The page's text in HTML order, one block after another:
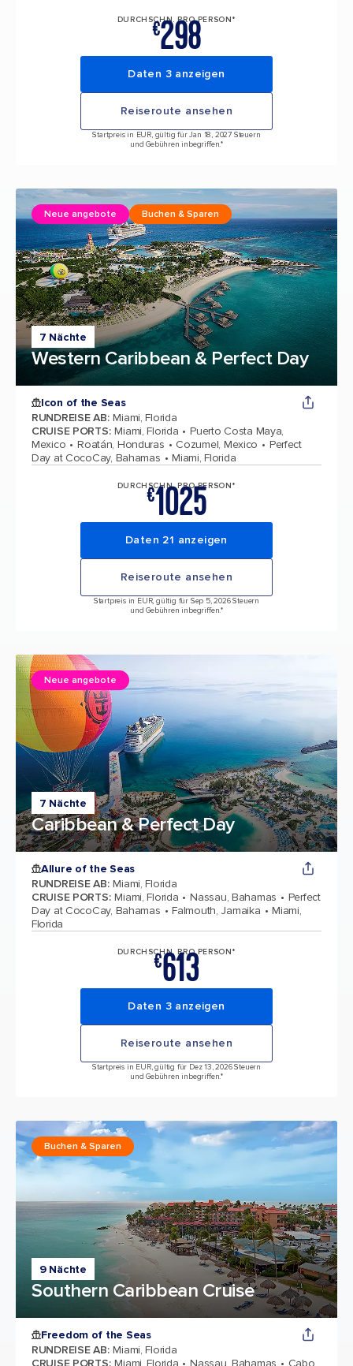
DURCHSCHN. PRO PERSON*
€298
Daten 3 anzeigen
Reiseroute ansehen
Startpreis in EUR, gültig für Jan 18, 2027 Steuern
und Gebühren inbegriffen.*
7 Nächte
Western Caribbean & Perfect Day
Neue angebote Buchen & Sparen
Icon of the Seas
RUNDREISE AB: Miami, Florida
CRUISE PORTS: Miami, Florida
Puerto Costa Maya,
Mexico
Roatán, Honduras Cozumel, Mexico
Perfect
Day at CocoCay, Bahamas
Miami, Florida
DURCHSCHN. PRO PERSON*
€1025
Daten 21 anzeigen
Reiseroute ansehen
Startpreis in EUR, gültig für Sep 5, 2026 Steuern
und Gebühren inbegriffen.*
7 Nächte
Caribbean & Perfect Day
Neue angebote
Allure of the Seas
RUNDREISE AB: Miami, Florida
CRUISE PORTS: Miami, Florida Nassau, Bahamas
Perfect
Day at CocoCay, Bahamas
Falmouth, Jamaika
Miami,
Florida
DURCHSCHN. PRO PERSON*
€613
Daten 3 anzeigen
Reiseroute ansehen
Startpreis in EUR, gültig für Dez 13, 2026 Steuern
und Gebühren inbegriffen.*
9 Nächte
Southern Caribbean Cruise
Buchen & Sparen
Freedom of the Seas
RUNDREISE AB: Miami, Florida